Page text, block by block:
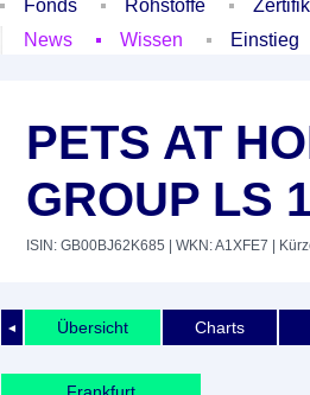
Fonds
Rohstoffe
News
Wissen Einstieg
PETS AT
GROUP LS
ISIN: GB00BJ62K685 | WKN: A1XFE7 |
◄ Übersicht Charts
Frankfurt